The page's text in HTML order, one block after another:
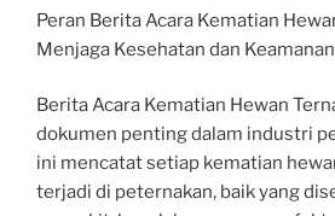
Peran Berita Acara Kematian
Menjaga Kesehatan dan
Berita Acara Kematian Hewan
dokumen penting dalam industri
ini mencatat setiap kematian
terjadi di peternakan, baik yang